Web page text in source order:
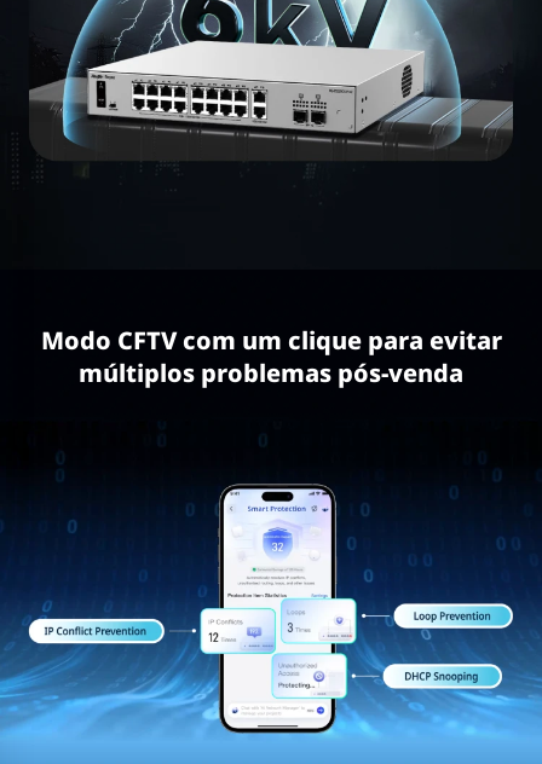
Modo CFTV com um clique para evitar
múltiplos problemas pós-venda